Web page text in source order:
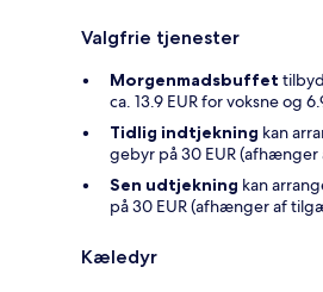
Valgfrie tjenester
Morgenmadsbuffet
ca. 13.9 EUR for voksne og
Tidlig indtjekning kan
gebyr på 30 EUR
Sen udtjekning kan
på 30 EUR (afhænger af
Kæledyr